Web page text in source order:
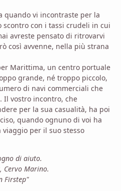
quando vi incontraste per la
con i tassi crudeli in cui
avreste pensato di ritrovarvi
così avvenne, nella più strana
Marittima, un centro portuale
grande, né troppo piccolo,
di navi commerciali che
Il vostro incontro, che
per la sua casualità, ha poi
quando ognuno di voi ha
per il suo stesso
di aiuto.
Marino.
Firstep"